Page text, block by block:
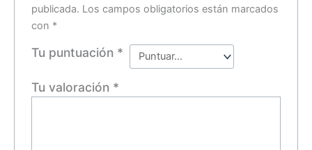
publicada. Los campos obligatorios están marcados
con *
Tu puntuación *
Tu valoración *